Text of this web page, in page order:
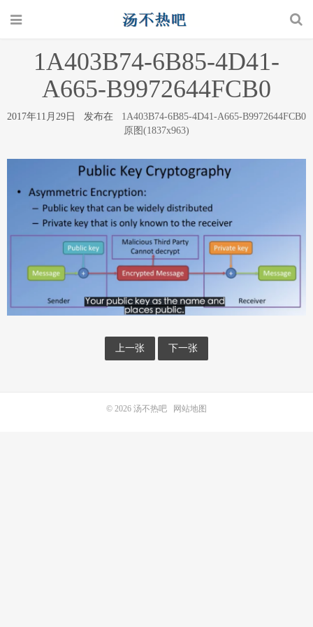
1A403B74-6B85-4D41-
A665-B9972644FCB0
2017年11月29日 发布在 1A403B74-6B85-4D41-A665-B9972644FCB0
原图(1837x963)
上一张 下一张
© 2026 汤不热吧 网站地图